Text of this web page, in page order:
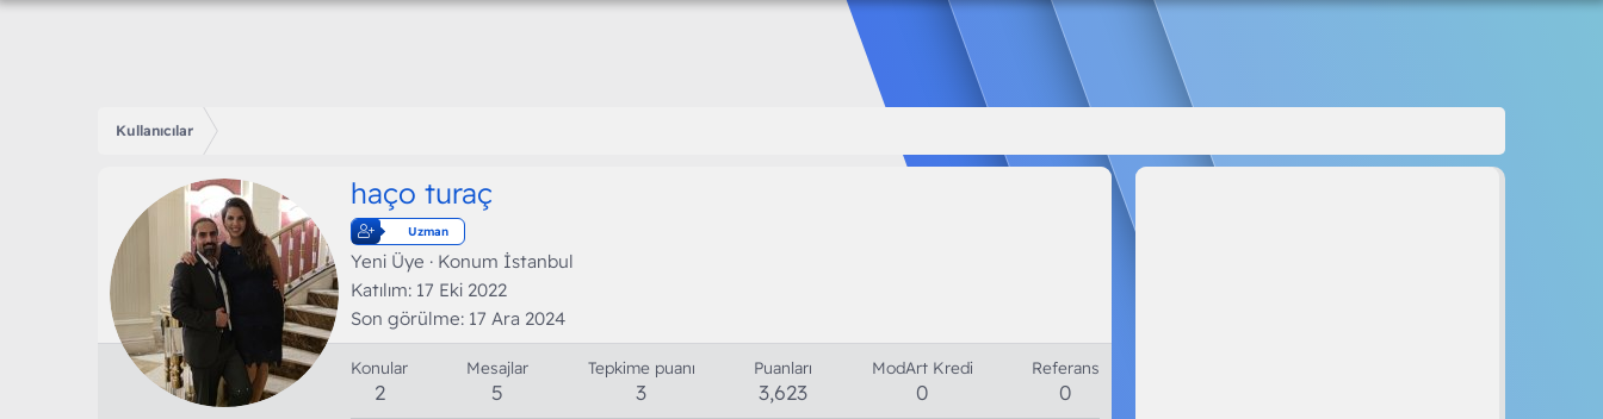
Kullanıcılar
haço turaç
Uzman
Yeni Üye · Konum İstanbul
Katılım 17 Eki 2022
Son görülme 17 Ara 2024
Konular
2
Mesajlar
5
Tepkime puanı
3
Puanları
3,623
ModArt Kredi
0
Referans
0